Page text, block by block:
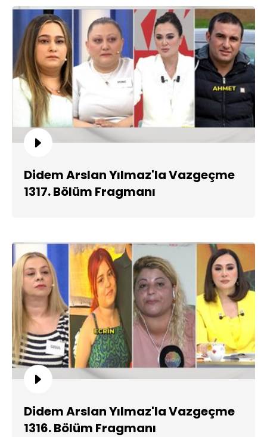
Didem Arslan Yılmaz'la Vazgeçme
1317. Bölüm Fragmanı
Didem Arslan Yılmaz'la Vazgeçme
1316. Bölüm Fragmanı